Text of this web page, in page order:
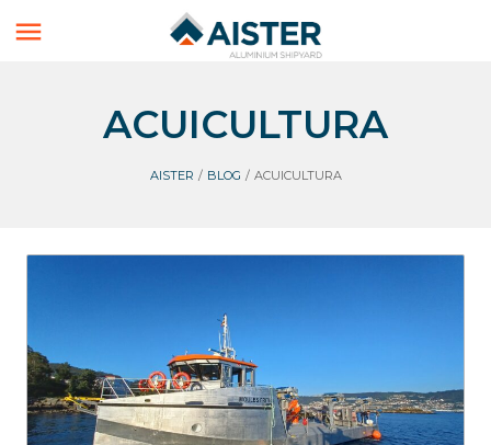

ACUICULTURA
AISTER / BLOG / ACUICULTURA